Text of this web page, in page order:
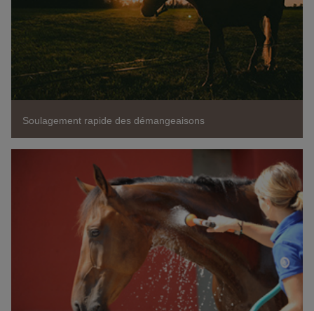
Soulagement rapide des démangeaisons